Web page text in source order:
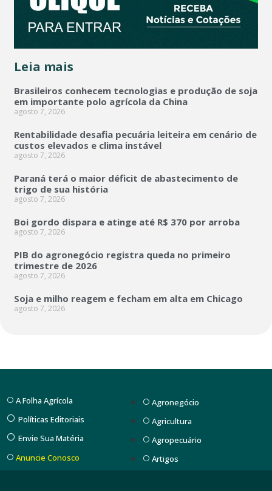
Leia mais
Brasileiros conhecem tecnologias e produção de soja
em importante polo agrícola da China
agosto 7, 2026
Rentabilidade desafia pecuária leiteira em cenário de
custos elevados e clima instável
agosto 7, 2026
Paraná terá o maior déficit de abastecimento de
trigo de sua história
agosto 7, 2026
Boi gordo dispara e atinge até R$ 370 por arroba
agosto 7, 2026
PIB do agronegócio registra queda no primeiro
trimestre de 2026
agosto 7, 2026
Soja e milho reagem e fecham em alta em Chicago
agosto 7, 2026
A Folha Agrícola
Políticas Editoriais
Envie Sua Matéria
Anuncie Conosco
Agronegócio
Agricultura
Agropecuário
Artigos